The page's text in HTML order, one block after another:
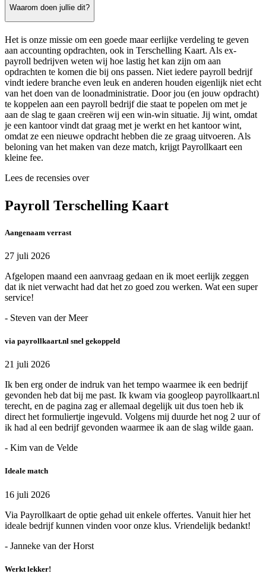
Waarom doen jullie dit?
Het is onze missie om een goede maar eerlijke verdeling te geven
aan accounting opdrachten, ook in Terschelling Kaart. Als ex-
payroll bedrijven weten wij hoe lastig het kan zijn om aan
opdrachten te komen die bij ons passen. Niet iedere payroll bedrijf
vindt iedere branche even leuk en anderen houden eigenlijk niet echt
van het doen van de loonadministratie. Door jou (en jouw opdracht)
te koppelen aan een payroll bedrijf die staat te popelen om met je
aan de slag te gaan creëren wij een win-win situatie. Jij wint, omdat
je een kantoor vindt dat graag met je werkt en het kantoor wint,
omdat ze een nieuwe opdracht hebben die ze graag uitvoeren. Als
beloning van het maken van deze match, krijgt Payrollkaart een
kleine fee.
Lees de recensies over
Payroll Terschelling Kaart
Aangenaam verrast
27 juli 2026
Afgelopen maand een aanvraag gedaan en ik moet eerlijk zeggen
dat ik niet verwacht had dat het zo goed zou werken. Wat een super
service!
- Steven van der Meer
via payrollkaart.nl snel gekoppeld
21 juli 2026
Ik ben erg onder de indruk van het tempo waarmee ik een bedrijf
gevonden heb dat bij me past. Ik kwam via googleop payrollkaart.nl
terecht, en de pagina zag er allemaal degelijk uit dus toen heb ik
direct het formuliertje ingevuld. Volgens mij duurde het nog 2 uur of
ik had al een bedrijf gevonden waarmee ik aan de slag wilde gaan.
- Kim van de Velde
Ideale match
16 juli 2026
Via Payrollkaart de optie gehad uit enkele offertes. Vanuit hier het
ideale bedrijf kunnen vinden voor onze klus. Vriendelijk bedankt!
- Janneke van der Horst
Werkt lekker!